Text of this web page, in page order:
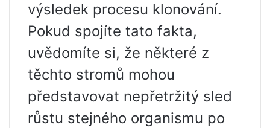
výsledek procesu klonování.
Pokud spojíte tato fakta,
uvědomíte si, že některé z
těchto stromů mohou
představovat nepřetržitý sled
růstu stejného organismu po